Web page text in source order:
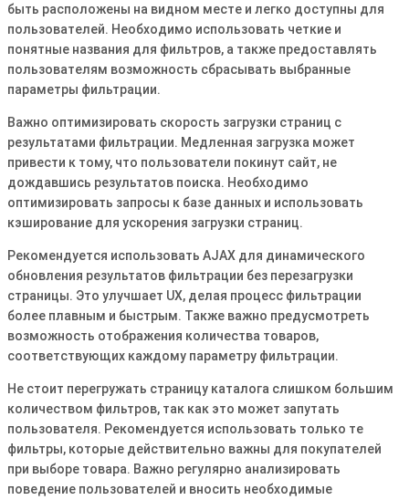
быть расположены на видном месте и легко доступны для
пользователей. Необходимо использовать четкие и
понятные названия для фильтров, а также предоставлять
пользователям возможность сбрасывать выбранные
параметры фильтрации.
Важно оптимизировать скорость загрузки страниц с
результатами фильтрации. Медленная загрузка может
привести к тому, что пользователи покинут сайт, не
дождавшись результатов поиска. Необходимо
оптимизировать запросы к базе данных и использовать
кэширование для ускорения загрузки страниц.
Рекомендуется использовать AJAX для динамического
обновления результатов фильтрации без перезагрузки
страницы. Это улучшает UX, делая процесс фильтрации
более плавным и быстрым. Также важно предусмотреть
возможность отображения количества товаров,
соответствующих каждому параметру фильтрации.
Не стоит перегружать страницу каталога слишком большим
количеством фильтров, так как это может запутать
пользователя. Рекомендуется использовать только те
фильтры, которые действительно важны для покупателей
при выборе товара. Важно регулярно анализировать
поведение пользователей и вносить необходимые